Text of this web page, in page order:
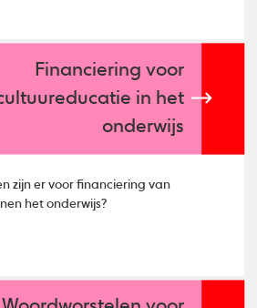
Financiering voor
in het
onderwijs
zijn er voor financiering van
het onderwijs?